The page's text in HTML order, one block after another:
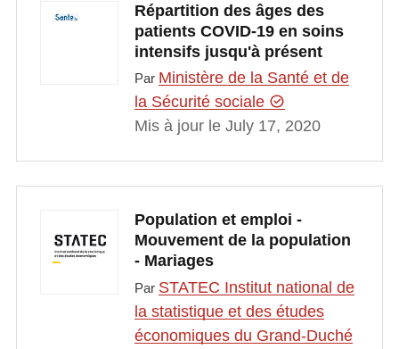
Répartition des âges des
patients COVID-19 en soins
intensifs jusqu'à présent
Par Ministère de la Santé et de
la Sécurité sociale
Mis à jour le July 17, 2020
Population et emploi -
Mouvement de la population
- Mariages
Par STATEC Institut national de
la statistique et des études
économiques du Grand-Duché